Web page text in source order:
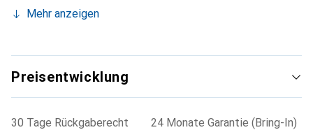
Mehr anzeigen
Preisentwicklung
30 Tage Rückgaberecht
24 Monate Garantie (Bring-In)